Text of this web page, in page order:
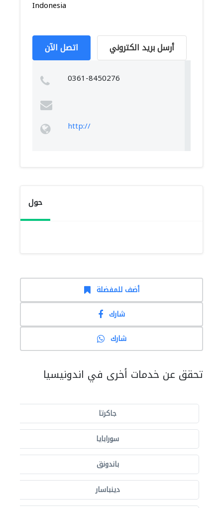
Indonesia
اتصل الآن أرسل بريد الكتروني
0361-8450276
http://
حول
أضف للمفضلة
شارك
شارك
تحقق عن خدمات أخرى في اندونيسيا
جاكرتا
سورابايا
باندونق
دينباسار